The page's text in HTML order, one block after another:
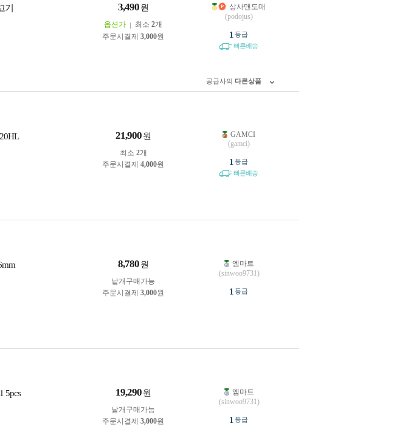
3,490 원
옵션가 최소 2개
주문시결제 3,000원
상사맨도매
(podojus)
1 등급
빠른배송
공급사의 다른상품
21,900 원
최소 2개
주문시결제 4,000원
GAMCI
(gamci)
1 등급
빠른배송
8,780 원
낱개구매가능
주문시결제 3,000원
엠마트
(sinwoo9731)
1 등급
5pcs 19,290 원
낱개구매가능
주문시결제 3,000원
엠마트
(sinwoo9731)
1 등급